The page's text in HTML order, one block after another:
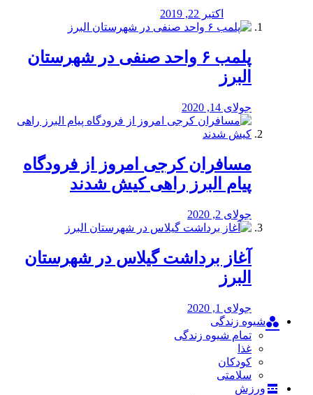
اکتبر 22, 2019
پلمب ۶ واحد صنفی در شهرستان
البرز
جولای 14, 2020
مسافران کرجی امروز از فرودگاه
پیام البرز راهی کیش شدند
جولای 2, 2020
آغاز برداشت گیلاس در شهرستان
البرز
جولای 1, 2020
شیوه زندگی
تمام شیوه زندگی
غذا
کودکان
سلامتی
ورزش